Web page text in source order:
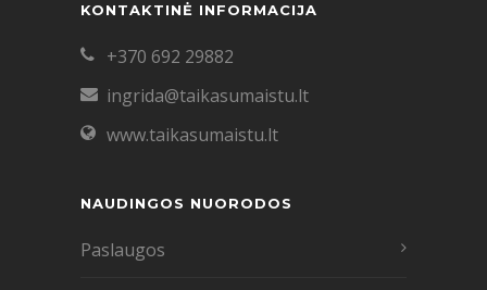
KONTAKTINĖ INFORMACIJA
+370 692 29882
ingrida@taikasumaistu.lt
www.taikasumaistu.lt
NAUDINGOS NUORODOS
Paslaugos